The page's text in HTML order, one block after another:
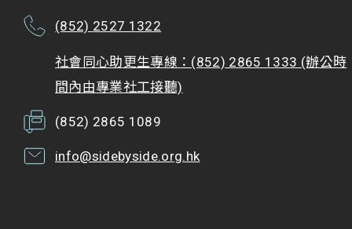
(852) 2527 1322
社會同心助更生專線：(852) 2865 1333 (辦公時
間內由專業社工接聽)
(852) 2865 1089
info@sidebyside.org.hk